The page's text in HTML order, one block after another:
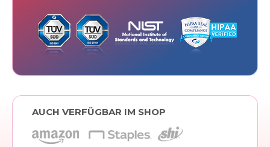
AUCH VERFÜGBAR IM SHOP